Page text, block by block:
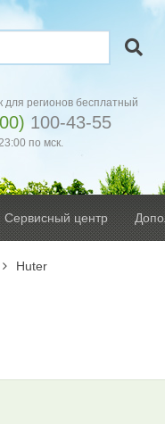
для регионов бесплатный
100-43-55
по мск.
Сервисный центр
Huter